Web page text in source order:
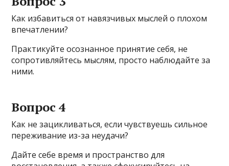
Как избавиться от навязчивых мыслей о плохом
впечатлении?
Практикуйте осознанное принятие себя, не
сопротивляйтесь мыслям, просто наблюдайте за
ними.
Вопрос 4
Как не зацикливаться, если чувствуешь сильное
переживание из-за неудачи?
Дайте себе время и пространство для